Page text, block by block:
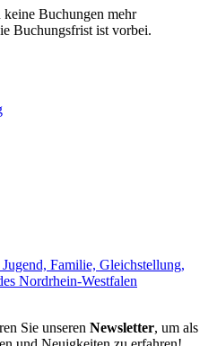
keine Buchungen mehr
Buchungsfrist ist vorbei.
Sie unseren Newsletter, um als